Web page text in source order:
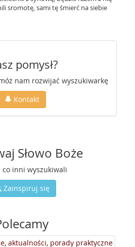
sromotę, sami tę śmierć na siebie
pomysł?
nam rozwijać wyszukiwarkę
Kontakt
Słowo Boże
co inni wyszukiwali
Zainspiruj się